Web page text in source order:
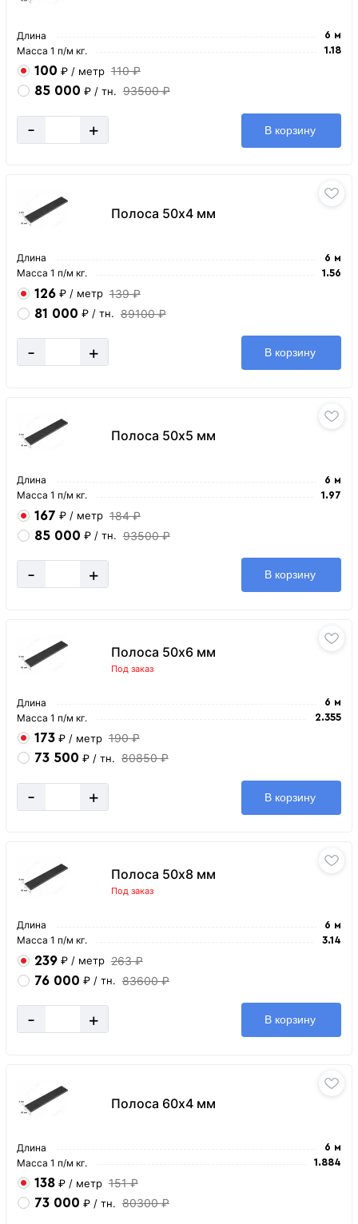
Длина 6 м
Масса 1 п/м кг. 1.18
100 ₽ / метр 110 ₽
85 000 ₽ / тн. 93500 ₽
- + В корзину
Полоса 50х4 мм
Длина 6 м
Масса 1 п/м кг. 1.56
126 ₽ / метр 139 ₽
81 000 ₽ / тн. 89100 ₽
- + В корзину
Полоса 50х5 мм
Длина 6 м
Масса 1 п/м кг. 1.97
167 ₽ / метр 184 ₽
85 000 ₽ / тн. 93500 ₽
- + В корзину
Полоса 50х6 мм
Под заказ
Длина 6 м
Масса 1 п/м кг. 2.355
173 ₽ / метр 190 ₽
73 500 ₽ / тн. 80850 ₽
- + В корзину
Полоса 50х8 мм
Под заказ
Длина 6 м
Масса 1 п/м кг. 3.14
239 ₽ / метр 263 ₽
76 000 ₽ / тн. 83600 ₽
- + В корзину
Полоса 60х4 мм
Длина 6 м
Масса 1 п/м кг. 1.884
138 ₽ / метр 151 ₽
73 000 ₽ / тн. 80300 ₽